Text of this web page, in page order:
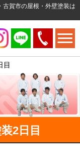
古賀市の屋根・外壁塗装は
目
2日目